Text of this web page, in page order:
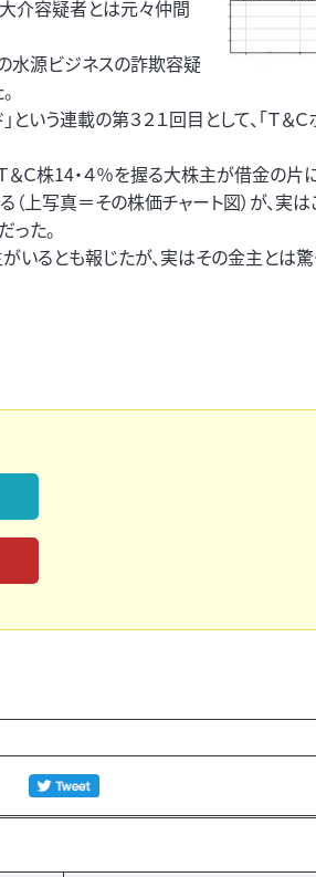
介容疑者とは元々仲間
水源ビジネスの詐欺容疑
いう連載の第３２１回目として、「Ｔ＆
＆Ｃ株14・４％を握る大株主が借金の
（上写真＝その株価チャート図）が、
た。
いるとも報じたが、実はその金主とは